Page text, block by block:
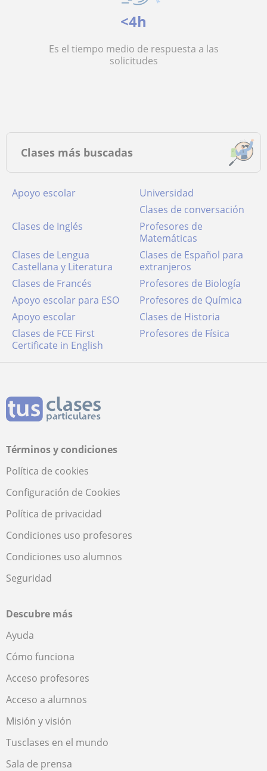
<4h
Es el tiempo medio de respuesta a las
solicitudes
Clases más buscadas
Apoyo escolar
Universidad
Clases de conversación
Clases de Inglés
Profesores de
Matemáticas
Clases de Lengua
Castellana y Literatura
Clases de Español para
extranjeros
Clases de Francés
Profesores de Biología
Apoyo escolar para ESO
Profesores de Química
Apoyo escolar
Clases de Historia
Clases de FCE First
Certificate in English
Profesores de Física
Términos y condiciones
Política de cookies
Configuración de Cookies
Política de privacidad
Condiciones uso profesores
Condiciones uso alumnos
Seguridad
Descubre más
Ayuda
Cómo funciona
Acceso profesores
Acceso a alumnos
Misión y visión
Tusclases en el mundo
Sala de prensa